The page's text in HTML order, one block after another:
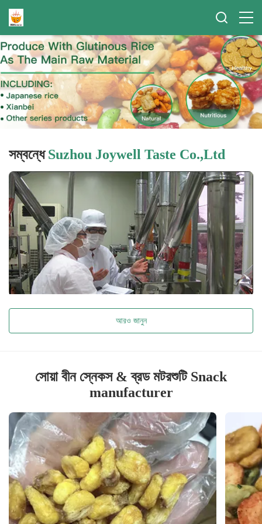
সম্বন্ধেSuzhou Joywell Taste Co.,Ltd
আরও জানুন
সোয়া বীন স্নেকস & ব্রড মটরশুটি Snack
manufacturer